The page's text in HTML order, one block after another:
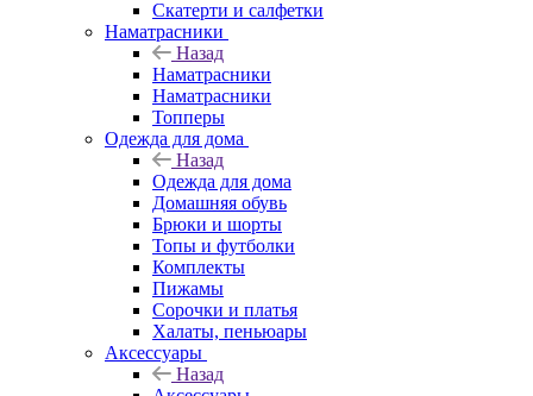
Скатерти и салфетки
Наматрасники
Назад
Наматрасники
Наматрасники
Топперы
Одежда для дома
Назад
Одежда для дома
Домашняя обувь
Брюки и шорты
Топы и футболки
Комплекты
Пижамы
Сорочки и платья
Халаты, пеньюары
Аксессуары
Назад